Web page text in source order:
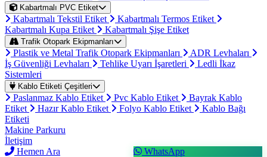
Kabartmalı PVC Etiket
Kabartmalı Tekstil Etiket
Kabartmalı Termos Etiket
Kabartmalı Kupa Etiket
Kabartmalı Şişe Etiket
Trafik Otopark Ekipmanları
Plastik ve Metal Trafik Otopark Ekipmanları
ADR Levhaları
İş Güvenliği Levhaları
Tehlike Uyarı İşaretleri
Ledli İkaz
Sistemleri
Kablo Etiketi Çeşitleri
Paslanmaz Kablo Etiket Pvc Kablo Etiket
Bayrak Kablo
Etiket
Hazır Kablo Etiket Folyo Kablo Etiket
Kablo Bağı
Etiketi
Makine Parkuru
İletişim
Hemen Ara
WhatsApp